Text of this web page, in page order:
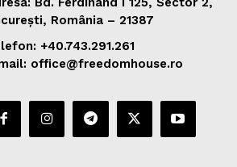
România – 21387
+40.743.291.261
office@freedomhouse.ro